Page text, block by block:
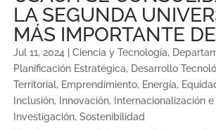
LA SEGUNDA
MÁS IMPORTANTE
Jul 11, 2024 | Ciencia y Tecnología,
Planificación Estratégica, Desarrollo
Territorial, Emprendimiento, Energía,
Inclusión, Innovación, Internacionalización
Investigación, Sostenibilidad